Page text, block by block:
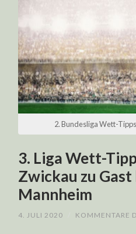
2. Bundesliga Wett-
3. Liga Wett-
Zwickau zu
Mannheim
4. JULI 2020 KOMMENTARE